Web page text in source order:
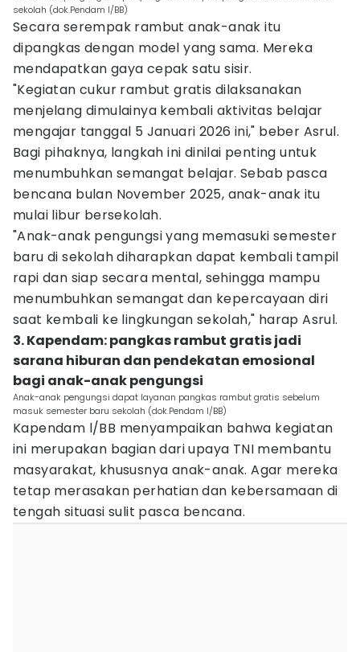
sekolah (dok.Pendam I/BB)
Secara serempak rambut anak-anak itu
dipangkas dengan model yang sama. Mereka
mendapatkan gaya cepak satu sisir.
"Kegiatan cukur rambut gratis dilaksanakan
menjelang dimulainya kembali aktivitas belajar
mengajar tanggal 5 Januari 2026 ini," beber Asrul.
Bagi pihaknya, langkah ini dinilai penting untuk
menumbuhkan semangat belajar. Sebab pasca
bencana bulan November 2025, anak-anak itu
mulai libur bersekolah.
"Anak-anak pengungsi yang memasuki semester
baru di sekolah diharapkan dapat kembali tampil
rapi dan siap secara mental, sehingga mampu
menumbuhkan semangat dan kepercayaan diri
saat kembali ke lingkungan sekolah," harap Asrul.
3. Kapendam: pangkas rambut gratis jadi
sarana hiburan dan pendekatan emosional
bagi anak-anak pengungsi
Anak-anak pengungsi dapat layanan pangkas rambut gratis sebelum
masuk semester baru sekolah (dok.Pendam I/BB)
Kapendam l/BB menyampaikan bahwa kegiatan
ini merupakan bagian dari upaya TNI membantu
masyarakat, khususnya anak-anak. Agar mereka
tetap merasakan perhatian dan kebersamaan di
tengah situasi sulit pasca bencana.